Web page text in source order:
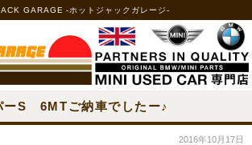
GARAGE -ホットジャックガレージ-
ーS 6MTご納車でしたー♪
2016年10月17日